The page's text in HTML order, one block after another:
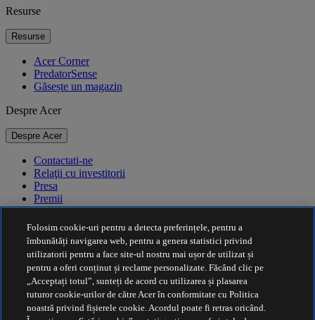
Resurse
Resurse
Acer Corner
PredatorSense
Găsește un magazin
Despre Acer
Despre Acer
Contactati-ne
Relaţii cu investitorii
Presa
Premii
Evenimente
Durabilitate
Durabilitate
Responsabilitate socială a corporației
Amprenta de carbon a produselor
Project Humanity
Folosim cookie-uri pentru a detecta preferințele, pentru a
îmbunătăți navigarea web, pentru a genera statistici privind
utilizatorii pentru a face site-ul nostru mai ușor de utilizat și
pentru a oferi conținut și reclame personalizate. Făcând clic pe
„Acceptați totul”, sunteți de acord cu utilizarea și plasarea
tuturor cookie-urilor de către Acer în conformitate cu Politica
noastră privind fișierele cookie. Acordul poate fi retras oricând.